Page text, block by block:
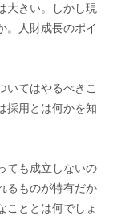
大きい。しかし現
。人財成長のポイ
てはやるべきこ
採用とは何かを知
ても成立しないの
るものが特有だか
こととは何でしょ